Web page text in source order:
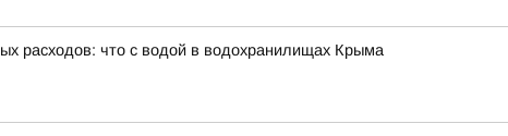
расходов: что с водой в водохранилищах Крыма